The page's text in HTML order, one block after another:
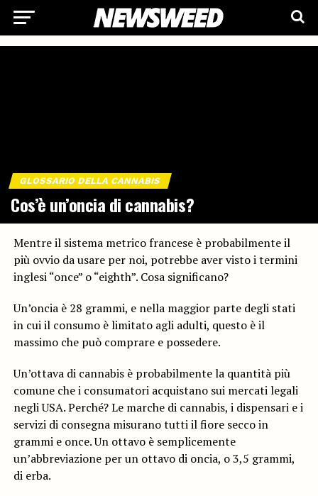
GLOSSARIO DELLA CANNABIS
Cos’è un’oncia di cannabis?
Mentre il sistema metrico francese è probabilmente il
più ovvio da usare per noi, potrebbe aver visto i termini
inglesi “once” o “eighth”. Cosa significano?
Un’oncia è 28 grammi, e nella maggior parte degli stati
in cui il consumo è limitato agli adulti, questo è il
massimo che può comprare e possedere.
Un’ottava di cannabis è probabilmente la quantità più
comune che i consumatori acquistano sui mercati legali
negli USA. Perché? Le marche di cannabis, i dispensari e i
servizi di consegna misurano tutti il fiore secco in
grammi e once. Un ottavo è semplicemente
un’abbreviazione per un ottavo di oncia, o 3,5 grammi,
di erba.